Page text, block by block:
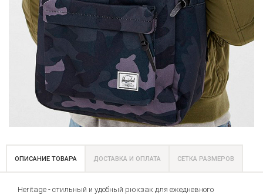
ОПИСАНИЕ ТОВАРА ДОСТАВКА И ОПЛАТА СЕТКА РАЗМЕРОВ
Heritage - стильный и удобный рюкзак для ежедневного